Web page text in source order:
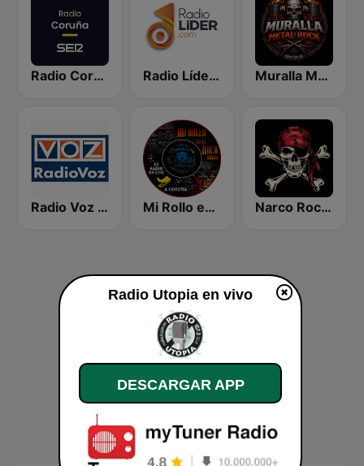
Radio Coruña SER Radio Líder España Muralla Metal Rock
Radio Voz Coruña Mi Rollo es el Rock Radio Narco Rock Metal
Radio Utopia en vivo
DESCARGAR APP